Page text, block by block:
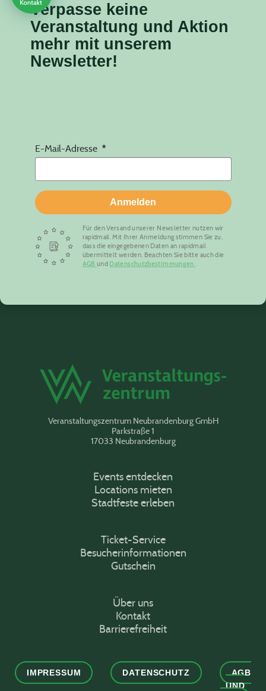
Verpasse keine
Veranstaltung und Aktion
mehr mit unserem
Newsletter!
E-Mail-Adresse
Anmelden
Für den Versand unserer Newsletter nutzen wir
rapidmail. Mit Ihrer Anmeldung stimmen Sie zu,
dass die eingegebenen Daten an rapidmail
übermittelt werden. Beachten Sie bitte auch die
AGB und Datenschutzbestimmungen.
Veranstaltungszentrum Neubrandenburg GmbH
Parkstraße 1
17033 Neubrandenburg
Events entdecken
Locations mieten
Stadtfeste erleben
Ticket-Service
Besucherinformationen
Gutschein
Über uns
Kontakt
Barrierefreiheit
IMPRESSUM DATENSCHUTZ
AGB
UND